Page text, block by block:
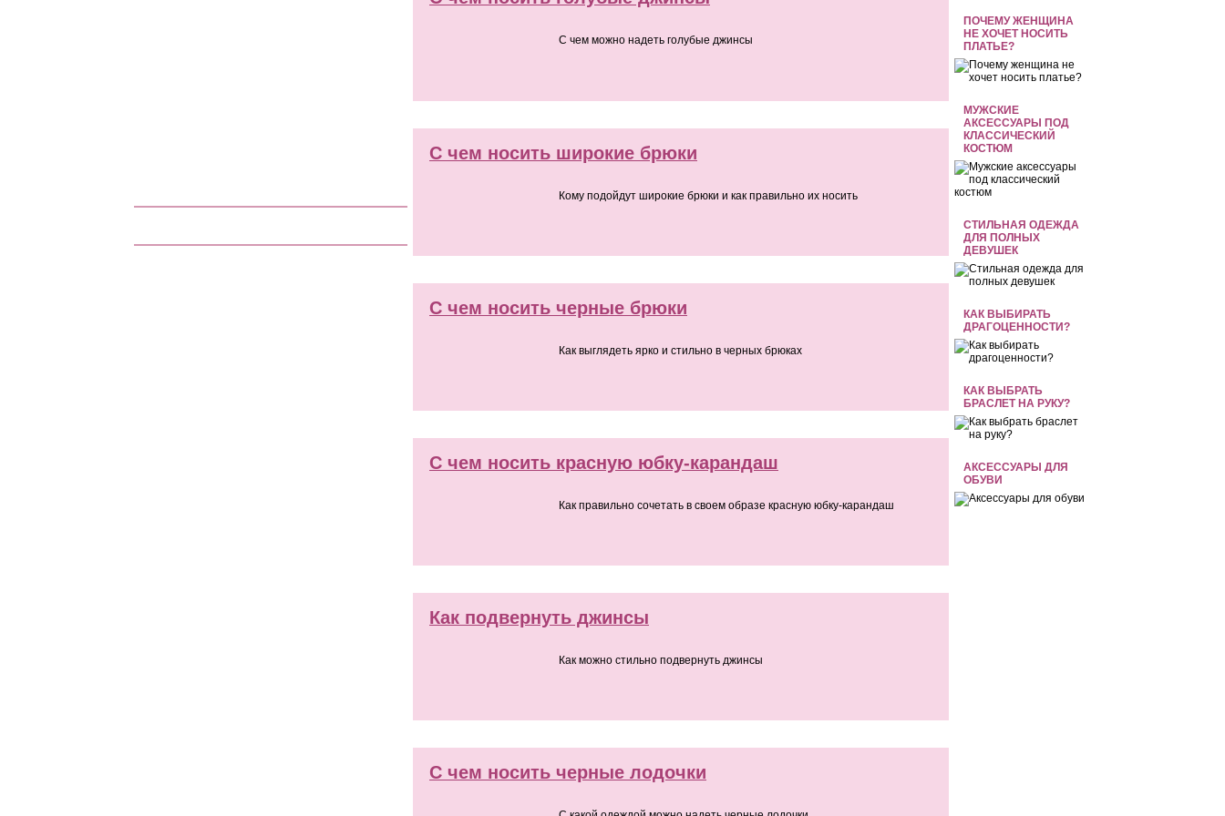
ПОЧЕМУ ЖЕНЩИНА
НЕ ХОЧЕТ НОСИТЬ
ПЛАТЬЕ?
МУЖСКИЕ
АКСЕССУАРЫ ПОД
КЛАССИЧЕСКИЙ
КОСТЮМ
СТИЛЬНАЯ ОДЕЖДА
ДЛЯ ПОЛНЫХ
ДЕВУШЕК
КАК ВЫБИРАТЬ
ДРАГОЦЕННОСТИ?
КАК ВЫБРАТЬ
БРАСЛЕТ НА РУКУ?
АКСЕССУАРЫ ДЛЯ
ОБУВИ
С чем можно надеть голубые джинсы
С чем носить широкие брюки
Кому подойдут широкие брюки и как правильно их носить
С чем носить черные брюки
Как выглядеть ярко и стильно в черных брюках
С чем носить красную юбку-карандаш
Как правильно сочетать в своем образе красную юбку-карандаш
Как подвернуть джинсы
Как можно стильно подвернуть джинсы
С чем носить черные лодочки